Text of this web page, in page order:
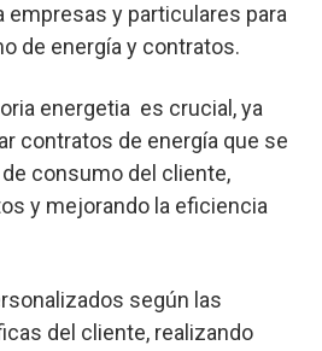
y particulares para
de energía y contratos.
energetia es crucial, ya
contratos de energía que se
consumo del cliente,
y mejorando la eficiencia
según las
del cliente, realizando